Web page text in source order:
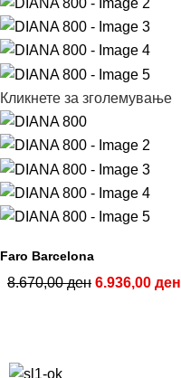
Кликнете за зголемување
Faro Barcelona
8.670,00ден 6.936,00 ден